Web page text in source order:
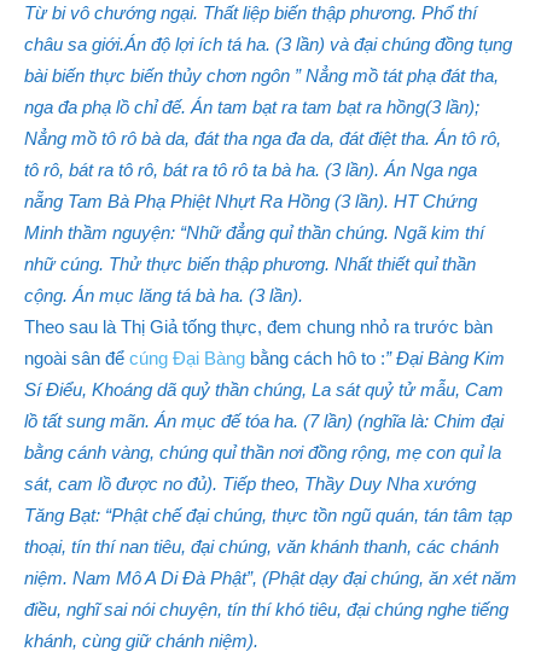
Từ bi vô chướng ngại. Thất liệp biến thập phương. Phổ thí
châu sa giới.Án độ lợi ích tá ha. (3 lần) và đại chúng đồng tụng
bài biến thực biến thủy chơn ngôn ” Nẳng mồ tát phạ đát tha,
nga đa phạ lồ chỉ đế. Án tam bạt ra tam bạt ra hồng(3 lần);
Nẳng mồ tô rô bà da, đát tha nga đa da, đát điệt tha. Án tô rô,
tô rô, bát ra tô rô, bát ra tô rô ta bà ha. (3 lần). Án Nga nga
nẵng Tam Bà Phạ Phiệt Nhựt Ra Hồng (3 lần). HT Chứng
Minh thầm nguyện: “Nhữ đẳng quỉ thần chúng. Ngã kim thí
nhữ cúng. Thử thực biến thập phương. Nhất thiết quỉ thần
cộng. Án mục lăng tá bà ha. (3 lần).
Theo sau là Thị Giả tống thực, đem chung nhỏ ra trước bàn
ngoài sân để cúng Đại Bàng bằng cách hô to :” Đại Bàng Kim
Sí Điểu, Khoáng dã quỷ thần chúng, La sát quỷ tử mẫu, Cam
lồ tất sung mãn. Án mục đế tóa ha. (7 lần) (nghĩa là: Chim đại
bằng cánh vàng, chúng quỉ thần nơi đồng rộng, mẹ con quỉ la
sát, cam lồ được no đủ). Tiếp theo, Thầy Duy Nha xướng
Tăng Bạt: “Phật chế đại chúng, thực tồn ngũ quán, tán tâm tạp
thoại, tín thí nan tiêu, đại chúng, văn khánh thanh, các chánh
niệm. Nam Mô A Di Đà Phật”, (Phật dạy đại chúng, ăn xét năm
điều, nghĩ sai nói chuyện, tín thí khó tiêu, đại chúng nghe tiếng
khánh, cùng giữ chánh niệm).